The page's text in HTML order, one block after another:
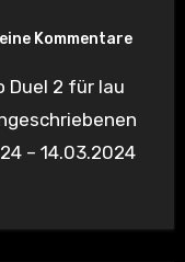
Kommentare
– 14.03.2024